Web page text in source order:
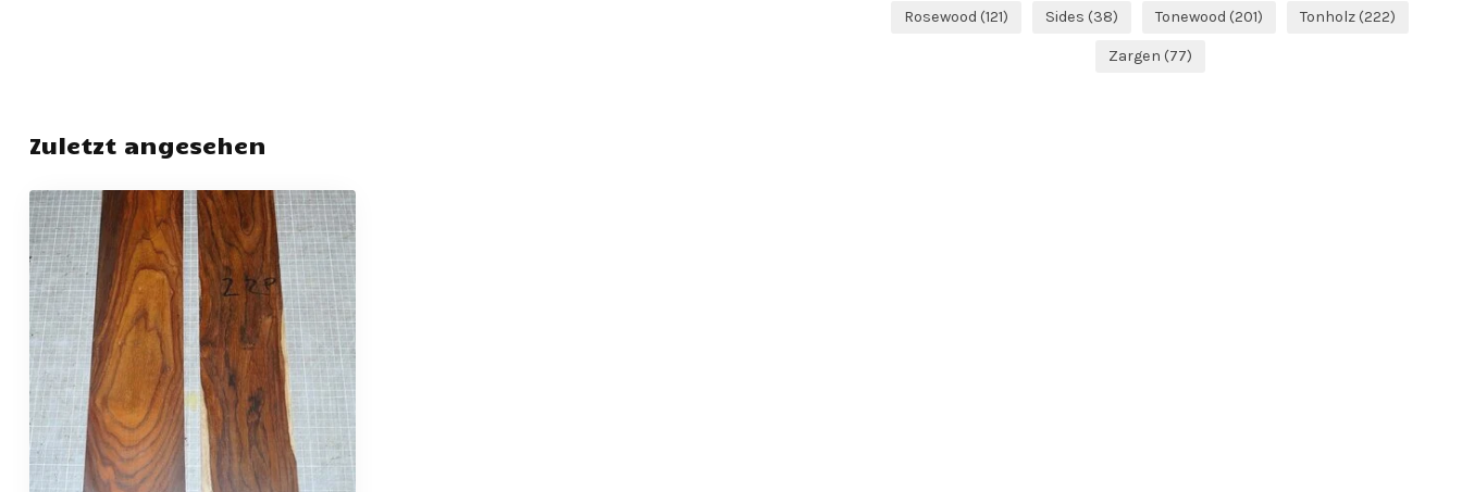
Rosewood (121) Sides (38) Tonewood (201) Tonholz (222)
Zargen (77)
Zuletzt angesehen